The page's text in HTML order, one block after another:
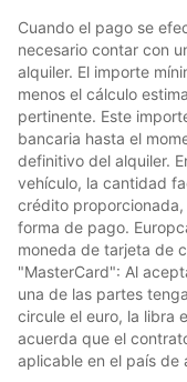
Cuando el pago se
necesario contar con
alquiler. El importe
menos el cálculo
pertinente. Este
bancaria hasta el
definitivo del alquiler.
vehículo, la cantidad
crédito
forma de pago.
moneda de tarjeta de
"MasterCard": Al
una de las partes
circule el euro, la libra
acuerda que el
aplicable en el país de